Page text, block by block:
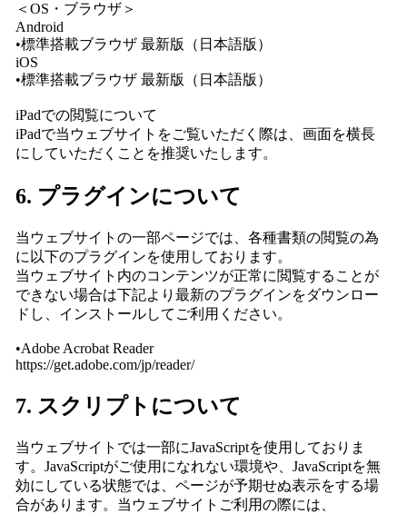
＜OS・ブラウザ＞
Android
•標準搭載ブラウザ 最新版（日本語版）
iOS
•標準搭載ブラウザ 最新版（日本語版）
iPadでの閲覧について
iPadで当ウェブサイトをご覧いただく際は、画面を横長
にしていただくことを推奨いたします。
6. プラグインについて
当ウェブサイトの一部ページでは、各種書類の閲覧の為
に以下のプラグインを使用しております。
当ウェブサイト内のコンテンツが正常に閲覧することが
できない場合は下記より最新のプラグインをダウンロー
ドし、インストールしてご利用ください。
•Adobe Acrobat Reader
https://get.adobe.com/jp/reader/
7. スクリプトについて
当ウェブサイトでは一部にJavaScriptを使用しておりま
す。JavaScriptがご使用になれない環境や、JavaScriptを無
効にしている状態では、ページが予期せぬ表示をする場
合があります。当ウェブサイトご利用の際には、